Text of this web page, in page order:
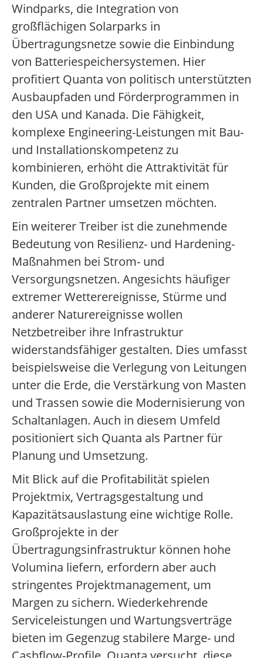
Windparks, die Integration von
großflächigen Solarparks in
Übertragungsnetze sowie die Einbindung
von Batteriespeichersystemen. Hier
profitiert Quanta von politisch unterstützten
Ausbaupfaden und Förderprogrammen in
den USA und Kanada. Die Fähigkeit,
komplexe Engineering-Leistungen mit Bau-
und Installationskompetenz zu
kombinieren, erhöht die Attraktivität für
Kunden, die Großprojekte mit einem
zentralen Partner umsetzen möchten.
Ein weiterer Treiber ist die zunehmende
Bedeutung von Resilienz- und Hardening-
Maßnahmen bei Strom- und
Versorgungsnetzen. Angesichts häufiger
extremer Wetterereignisse, Stürme und
anderer Naturereignisse wollen
Netzbetreiber ihre Infrastruktur
widerstandsfähiger gestalten. Dies umfasst
beispielsweise die Verlegung von Leitungen
unter die Erde, die Verstärkung von Masten
und Trassen sowie die Modernisierung von
Schaltanlagen. Auch in diesem Umfeld
positioniert sich Quanta als Partner für
Planung und Umsetzung.
Mit Blick auf die Profitabilität spielen
Projektmix, Vertragsgestaltung und
Kapazitätsauslastung eine wichtige Rolle.
Großprojekte in der
Übertragungsinfrastruktur können hohe
Volumina liefern, erfordern aber auch
stringentes Projektmanagement, um
Margen zu sichern. Wiederkehrende
Serviceleistungen und Wartungsverträge
bieten im Gegenzug stabilere Marge- und